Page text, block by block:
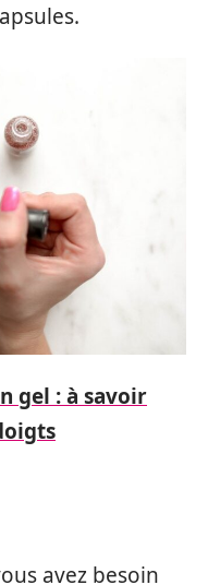
gel : à savoir
avez besoin